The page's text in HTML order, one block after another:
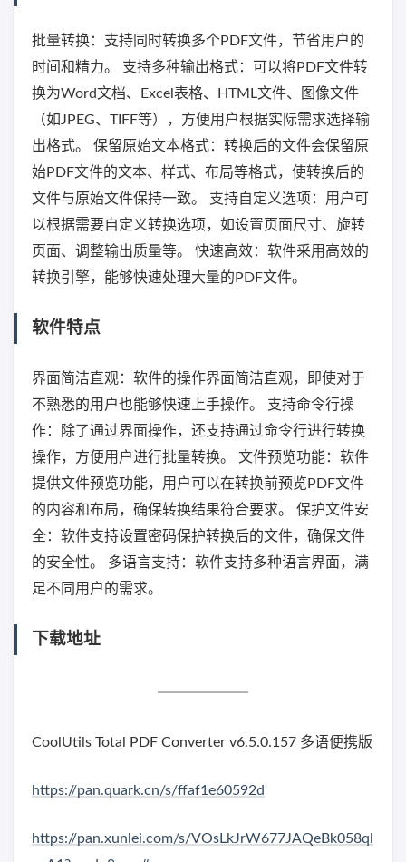
批量转换：支持同时转换多个PDF文件，节省用户的
时间和精力。 支持多种输出格式：可以将PDF文件转
换为Word文档、Excel表格、HTML文件、图像文件
（如JPEG、TIFF等），方便用户根据实际需求选择输
出格式。 保留原始文本格式：转换后的文件会保留原
始PDF文件的文本、样式、布局等格式，使转换后的
文件与原始文件保持一致。 支持自定义选项：用户可
以根据需要自定义转换选项，如设置页面尺寸、旋转
页面、调整输出质量等。 快速高效：软件采用高效的
转换引擎，能够快速处理大量的PDF文件。
软件特点
界面简洁直观：软件的操作界面简洁直观，即使对于
不熟悉的用户也能够快速上手操作。 支持命令行操
作：除了通过界面操作，还支持通过命令行进行转换
操作，方便用户进行批量转换。 文件预览功能：软件
提供文件预览功能，用户可以在转换前预览PDF文件
的内容和布局，确保转换结果符合要求。 保护文件安
全：软件支持设置密码保护转换后的文件，确保文件
的安全性。 多语言支持：软件支持多种语言界面，满
足不同用户的需求。
下载地址
CoolUtils Total PDF Converter v6.5.0.157 多语便携版
https://pan.quark.cn/s/ffaf1e60592d
https://pan.xunlei.com/s/VOsLkJrW677JAQeBk058ql